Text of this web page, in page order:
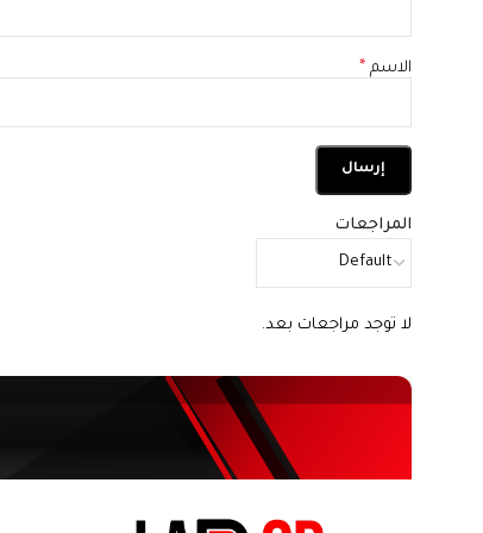
المراجعات
لا توجد مراجعات بعد.
الاسم *